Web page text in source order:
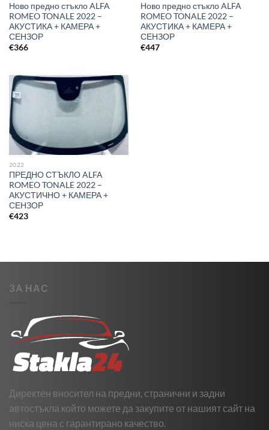
Ново предно стъкло ALFA
ROMEO TONALE 2022 –
АКУСТИКА + КАМЕРА +
СЕНЗОР
€366
Ново предно стъкло ALFA
ROMEO TONALE 2022 –
АКУСТИКА + КАМЕРА +
СЕНЗОР
€447
2022
ПРЕДНО СТЪКЛО ALFA
ROMEO TONALE 2022 –
АКУСТИЧНО + КАМЕРА +
СЕНЗОР
€423
ЗА НАС
Директен вносител на предни, странични и задни
автостъкла който можете да закупите от нашият сайт на
ниска цена с гарантирано качество.